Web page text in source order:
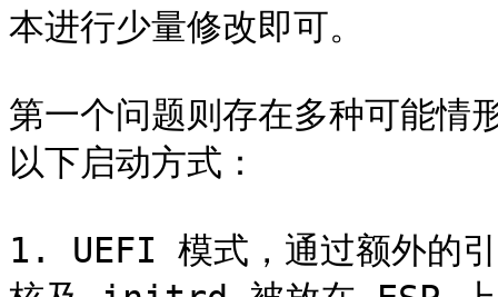
本进行少量修改即可。
第一个问题则存在多种可能情
以下启动方式：
1. UEFI 模式，通过额外的